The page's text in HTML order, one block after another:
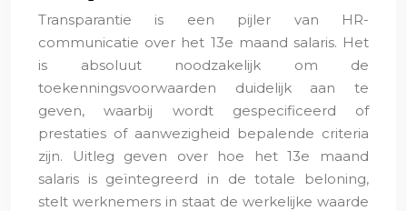
Transparantie is een pijler van HR-
communicatie over het 13e maand salaris. Het
is absoluut noodzakelijk om de
toekenningsvoorwaarden duidelijk aan te
geven, waarbij wordt gespecificeerd of
prestaties of aanwezigheid bepalende criteria
zijn. Uitleg geven over hoe het 13e maand
salaris is geïntegreerd in de totale beloning,
stelt werknemers in staat de werkelijke waarde